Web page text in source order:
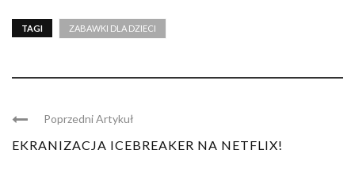
TAGI ZABAWKI DLA DZIECI
Poprzedni Artykuł
EKRANIZACJA ICEBREAKER NA NETFLIX!